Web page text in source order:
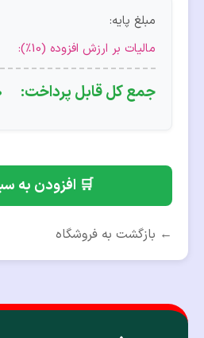
مبلغ پایه:
مالیات بر ارزش افزوده (10%):
جمع کل قابل پرداخت:
🛒 افزودن به
← بازگشت به فروشگاه